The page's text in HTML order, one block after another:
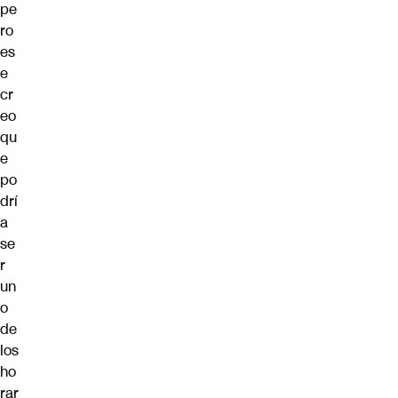
pe
ro
es
e
cr
eo
qu
e
po
drí
a
se
r
un
o
de
los
ho
rar